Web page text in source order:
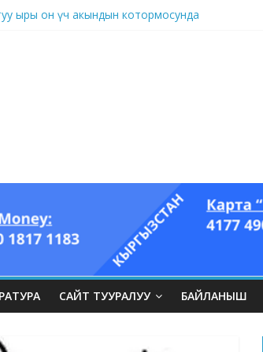
ыры он үч акындын котормосунда
САЙТ ТУУРАЛУУ БАЙЛАНЫШ